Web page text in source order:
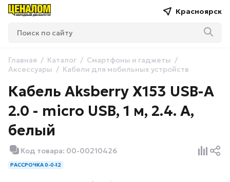
Красноярск
Главная Каталог
Смартфоны и гаджеты
Аксессуары
Кабели для мобильных устройств
Кабель Aksberry X153 USB-A
2.0 - micro USB, 1 м, 2.4. А,
белый
Код товара: 00-00210426
РАССРОЧКА 0-0-12